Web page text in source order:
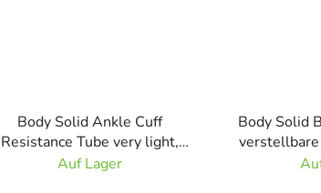
Body Solid Ankle Cuff
Resistance Tube very light,
Widerstandsband sehr leicht
Auf Lager
Body Solid